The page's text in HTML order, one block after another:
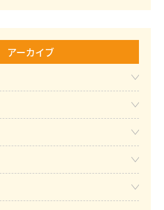
アーカイブ